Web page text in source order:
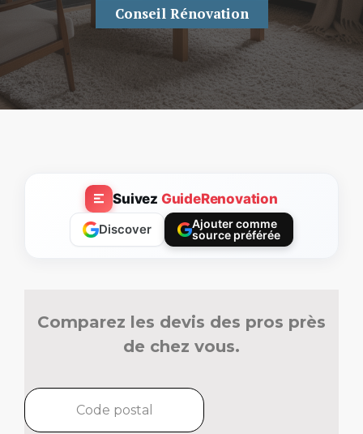
Conseil Rénovation
Suivez GuideRenovation
Discover
Ajouter comme
source préférée
Comparez les devis des pros près
de chez vous.